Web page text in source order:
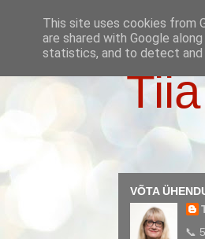
VÕTA
📞
This site uses cookies from
are shared with Google
statistics, and to detect and